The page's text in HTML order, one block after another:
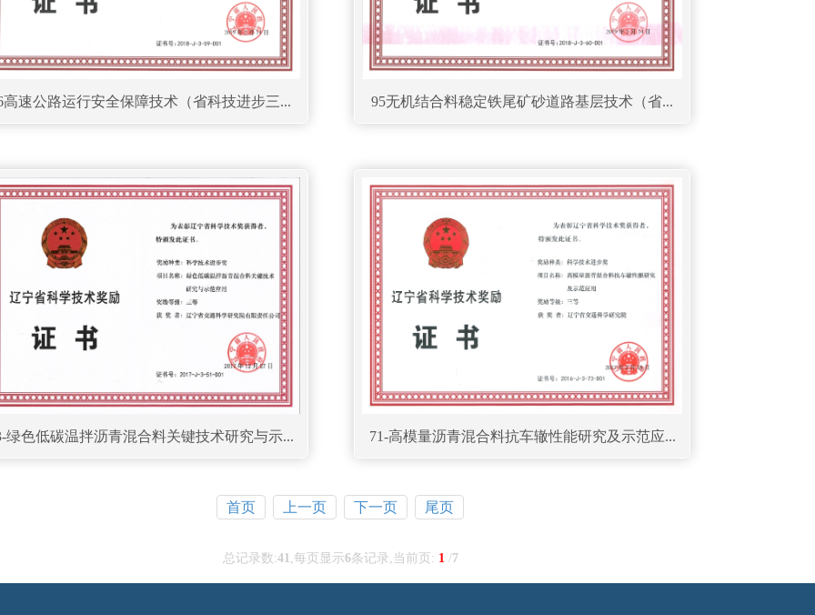
高速公路运行安全保障技术（省科技进步三... 95无机结合料稳定铁尾矿砂道路基层技术（省...
绿色低碳温拌沥青混合料关键技术研究与示... 71-高模量沥青混合料抗车辙性能研究及示范应...
首页 上一页 下一页 尾页
总记录数:41,每页显示6条记录,当前页: 1/7